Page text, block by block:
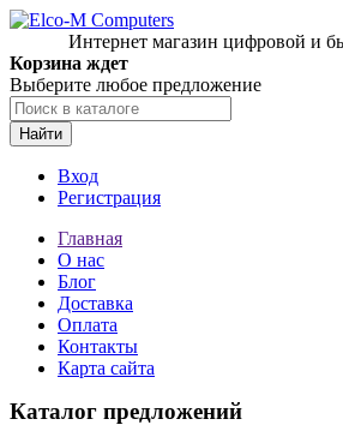
Интернет магазин цифровой и
Корзина ждет
Выберите любое предложение
Найти
Вход
Регистрация
Главная
О нас
Блог
Доставка
Оплата
Контакты
Карта сайта
Каталог предложений